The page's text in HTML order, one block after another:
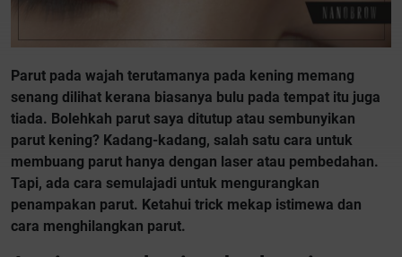
Parut pada wajah terutamanya pada kening memang
senang dilihat kerana biasanya bulu pada tempat itu juga
tiada. Bolehkah parut saya ditutup atau sembunyikan
parut kening? Kadang-kadang, salah satu cara untuk
membuang parut hanya dengan laser atau pembedahan.
Tapi, ada cara semulajadi untuk mengurangkan
penampakan parut. Ketahui trick mekap istimewa dan
cara menghilangkan parut.